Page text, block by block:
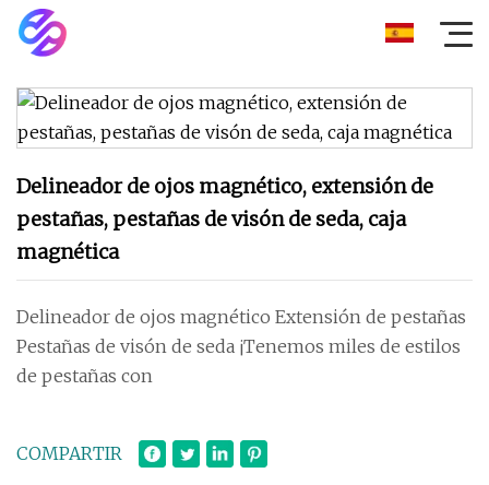
Delineador de ojos magnético, extensión de
pestañas, pestañas de visón de seda, caja
magnética
Delineador de ojos magnético Extensión de pestañas
Pestañas de visón de seda ¡Tenemos miles de estilos
de pestañas con
COMPARTIR